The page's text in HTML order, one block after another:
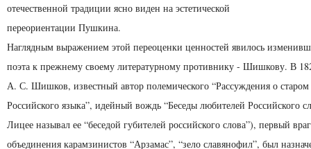
отечественной традиции ясно виден на эстетической
переориентации Пушкина.
Наглядным выражением этой переоценки ценностей явилось
поэта к прежнему своему литературному противнику - Шишкову. В
А. С. Шишков, известный автор полемического “Рассуждения о
Российского языка”, идейный вождь “Беседы любителей Российского
Лицее называл ее “беседой губителей российского слова”), первый
объединения карамзинистов “Арзамас”, “зело славянофил”, был